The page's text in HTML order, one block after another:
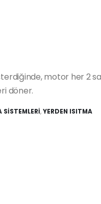
motor her 2
döner.
,YERDEN ISITMA